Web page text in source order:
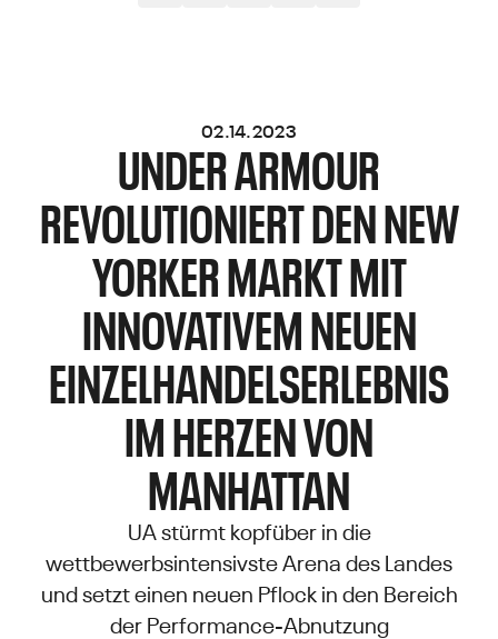
02.14.2023
UNDER ARMOUR
REVOLUTIONIERT DEN NEW
YORKER MARKT MIT
INNOVATIVEM NEUEN
EINZELHANDELSERLEBNIS
IM HERZEN VON
MANHATTAN
UA stürmt kopfüber in die
wettbewerbsintensivste Arena des Landes
und setzt einen neuen Pflock in den Bereich
der Performance-Abnutzung